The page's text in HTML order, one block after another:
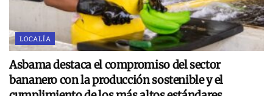
LOCALÍA
Asbama destaca el compromiso del sector
bananero con la producción sostenible y el